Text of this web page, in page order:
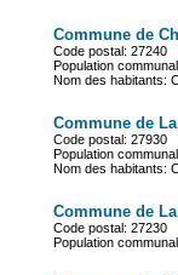
Commune de
Code postal: 27240
Population
Nom des habitants:
Commune de
Code postal: 27930
Population
Nom des habitants:
Commune de
Code postal: 27230
Population